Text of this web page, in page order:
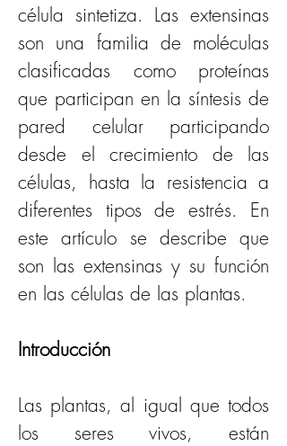
célula sintetiza. Las extensinas
son una familia de moléculas
clasificadas como proteínas
que participan en la síntesis de
pared celular participando
desde el crecimiento de las
células, hasta la resistencia a
diferentes tipos de estrés. En
este artículo se describe que
son las extensinas y su función
en las células de las plantas.
Introducción
Las plantas, al igual que todos
los seres vivos, están